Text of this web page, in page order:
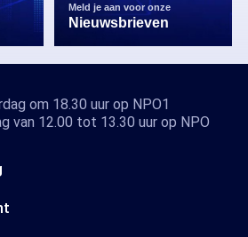
Meld je aan voor onze
Nieuwsbrieven
om 18.30 uur op NPO1
van 12.00 tot 13.30 uur op NPO